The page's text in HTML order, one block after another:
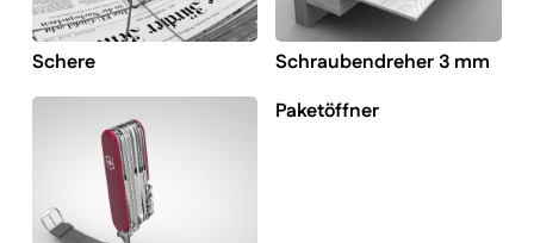
Schere Schraubendreher 3 mm
Paketöffner